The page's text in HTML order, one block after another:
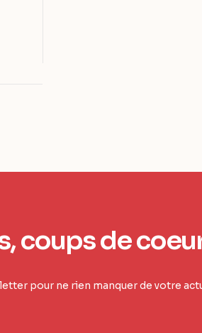
coups de
pour ne rien manquer de votre